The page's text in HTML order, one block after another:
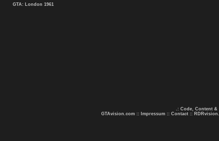
GTA: London 1961
.: Code, Content &
GTAvision.com :: Impressum :: Contact ::